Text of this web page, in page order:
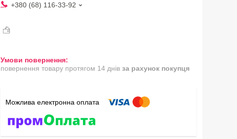
+380 (68) 116-33-92
повернення товару протягом 14 днів за рахунок покупця